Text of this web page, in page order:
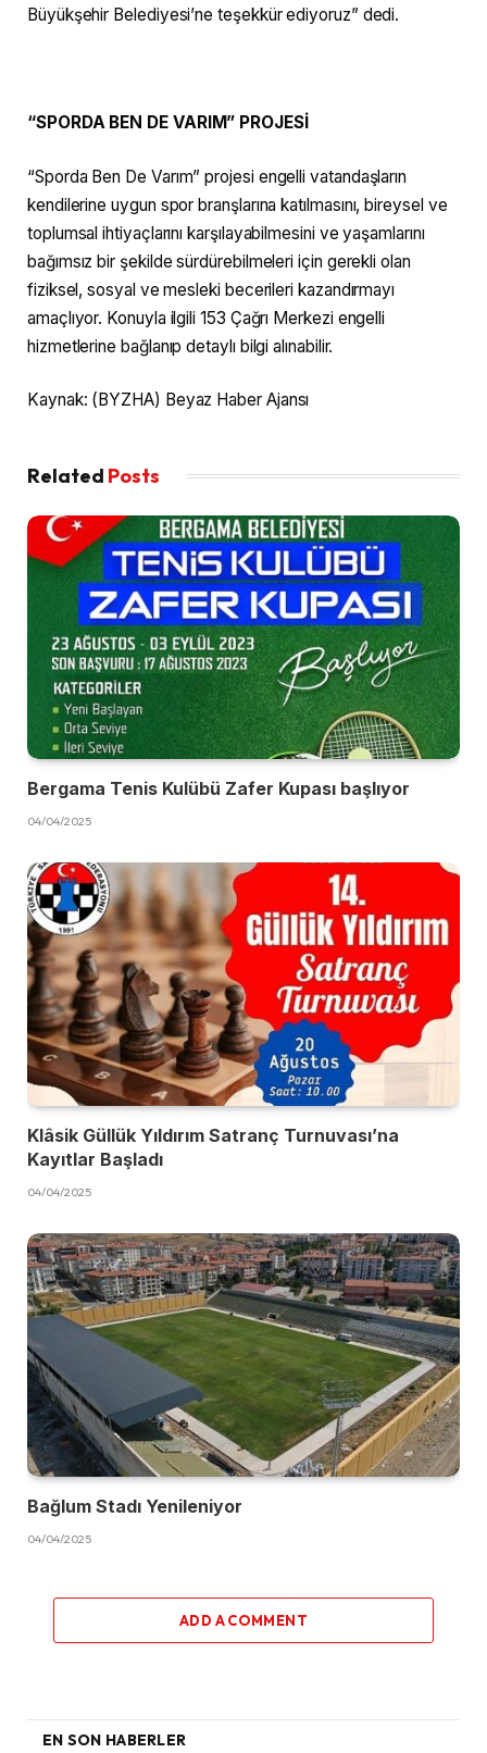
Büyükşehir Belediyesi’ne teşekkür ediyoruz” dedi.
“SPORDA BEN DE VARIM” PROJESİ
“Sporda Ben De Varım” projesi engelli vatandaşların
kendilerine uygun spor branşlarına katılmasını, bireysel ve
toplumsal ihtiyaçlarını karşılayabilmesini ve yaşamlarını
bağımsız bir şekilde sürdürebilmeleri için gerekli olan
fiziksel, sosyal ve mesleki becerileri kazandırmayı
amaçlıyor. Konuyla ilgili 153 Çağrı Merkezi engelli
hizmetlerine bağlanıp detaylı bilgi alınabilir.
Kaynak: (BYZHA) Beyaz Haber Ajansı
Related Posts
Bergama Tenis Kulübü Zafer Kupası başlıyor
04/04/2025
Klâsik Güllük Yıldırım Satranç Turnuvası’na
Kayıtlar Başladı
04/04/2025
Bağlum Stadı Yenileniyor
04/04/2025
ADD A COMMENT
EN SON HABERLER